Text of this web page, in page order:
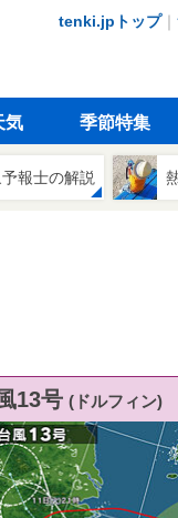
tenki.jpトップ｜
気 季節特集
報士の解説
13号 (ドルフィン)